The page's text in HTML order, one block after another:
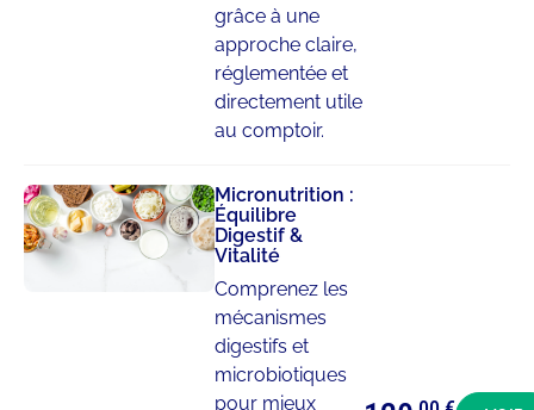
grâce à une
approche claire,
réglementée et
directement utile
au comptoir.
Micronutrition :
Équilibre
Digestif &
Vitalité
Comprenez les
mécanismes
digestifs et
microbiotiques
pour mieux